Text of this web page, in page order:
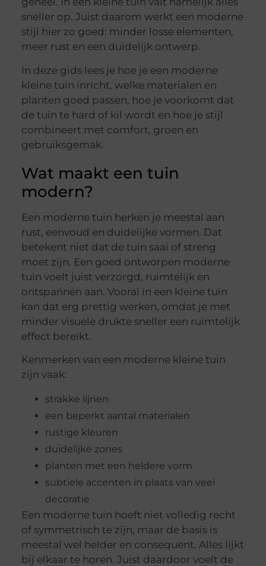
sneller op. Juist daarom werkt een moderne
stijl hier zo goed: minder losse elementen,
meer rust en een duidelijk ontwerp.
In deze gids lees je hoe je een moderne
kleine tuin inricht, welke materialen en
planten goed passen, hoe je voorkomt dat
de tuin te hard of kil wordt en hoe je stijl
combineert met comfort, groen en
gebruiksgemak.
Wat maakt een tuin
modern?
Een moderne tuin herken je meestal aan
rust, eenvoud en duidelijke vormen. Dat
betekent niet dat de tuin saai of streng
moet zijn. Een goed ontworpen moderne
tuin voelt juist verzorgd, ruimtelijk en
ontspannen aan. Vooral in een kleine tuin
kan dat erg prettig werken, omdat je met
minder visuele drukte sneller een ruimtelijk
effect bereikt.
Kenmerken van een moderne kleine tuin
zijn vaak:
strakke lijnen
een beperkt aantal materialen
rustige kleuren
duidelijke zones
planten met een heldere vorm
subtiele accenten in plaats van veel
decoratie
Een moderne tuin hoeft niet volledig recht
of symmetrisch te zijn, maar de basis is
meestal wel helder en consequent. Alles lijkt
bij elkaar te horen. Juist daardoor voelt de